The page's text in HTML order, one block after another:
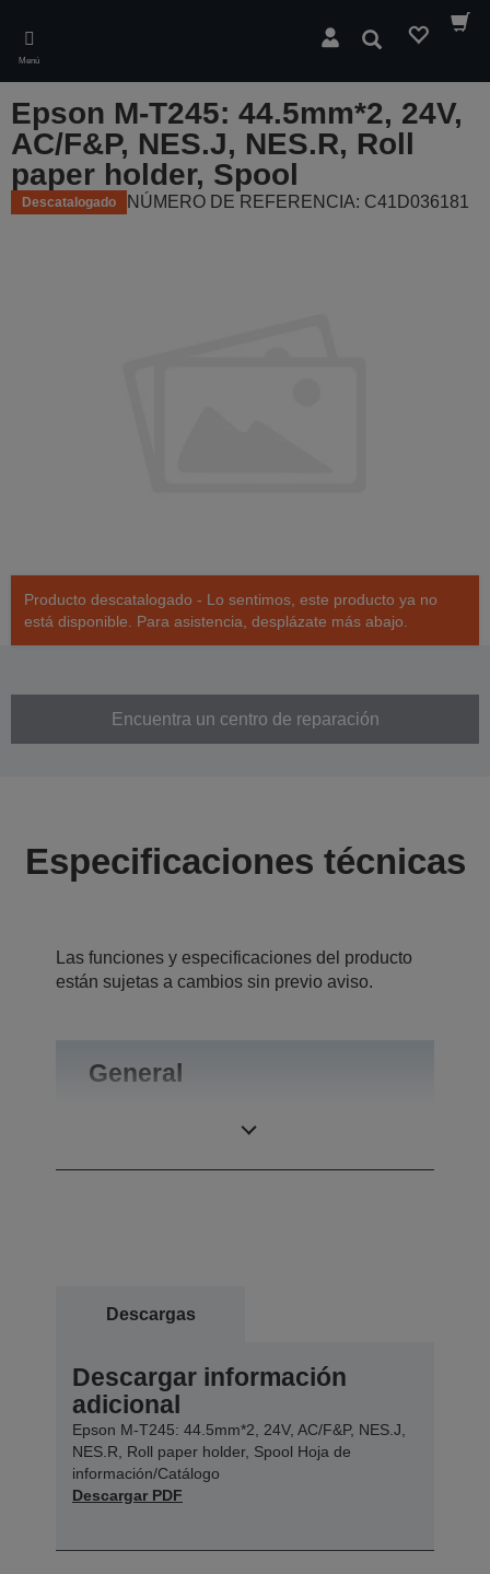
main
content
Menú
Buscar
Epson M-T245: 44.5mm*2, 24V,
AC/F&P, NES.J, NES.R, Roll
paper holder, Spool
Descatalogado NÚMERO DE REFERENCIA: C41D036181
Producto descatalogado - Lo sentimos, este producto ya no
está disponible. Para asistencia, desplázate más abajo.
Encuentra un centro de reparación
Especificaciones técnicas
Las funciones y especificaciones del producto
están sujetas a cambios sin previo aviso.
General
Descargas
Descargar información
adicional
Epson M-T245: 44.5mm*2, 24V, AC/F&P, NES.J,
NES.R, Roll paper holder, Spool Hoja de
información/Catálogo
Descargar PDF